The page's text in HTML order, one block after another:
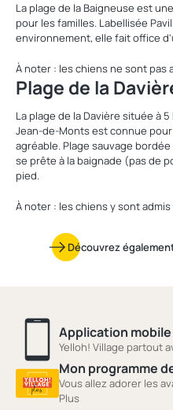
La plage de la Baigneuse est
pour les familles. Labellisée
environnement, elle fait office
À noter : les chiens ne sont pas
Plage de la
La plage de la Davière située à
Jean-de-Monts est connue
agréable. Plage sauvage
se prête à la baignade (pas de
pied.
À noter : les chiens y sont
Découvrez
Application mobile
Yelloh! Village partout
Mon programme
Vous allez adorer les
Plus